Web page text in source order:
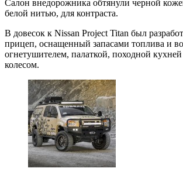
Салон внедорожника обтянули черной
белой нитью, для контраста.
В довесок к Nissan Project Titan был
прицеп, оснащенный запасами топлива и
огнетушителем, палаткой, походной
колесом.